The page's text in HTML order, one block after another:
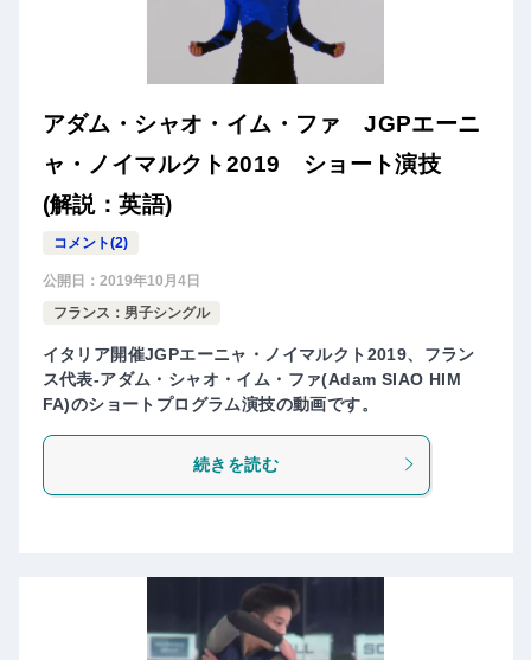
アダム・シャオ・イム・ファ JGPエーニ
ャ・ノイマルクト2019 ショート演技
(解説：英語)
コメント(2)
公開日： 2019年10月4日
フランス：男子シングル
イタリア開催JGPエーニャ・ノイマルクト2019、フラン
ス代表-アダム・シャオ・イム・ファ(Adam SIAO HIM
FA)のショートプログラム演技の動画です。
続きを読む